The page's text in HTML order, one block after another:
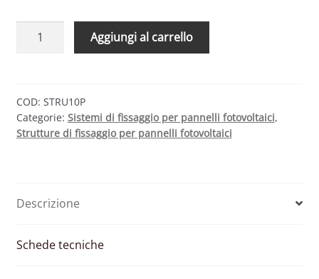
pannelli
fotovoltaici
per
quantità
Aggiungi al carrello
COD: STRU10P
Categorie: Sistemi di fissaggio per pannelli fotovoltaici,
Strutture di fissaggio per pannelli fotovoltaici
Descrizione
Schede tecniche